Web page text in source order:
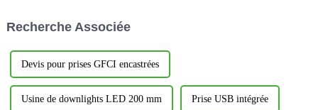
d'une charge de circuit
Recherche Associée
Devis pour prises GFCI encastrées
Usine de downlights LED 200 mm Prise USB intégrée